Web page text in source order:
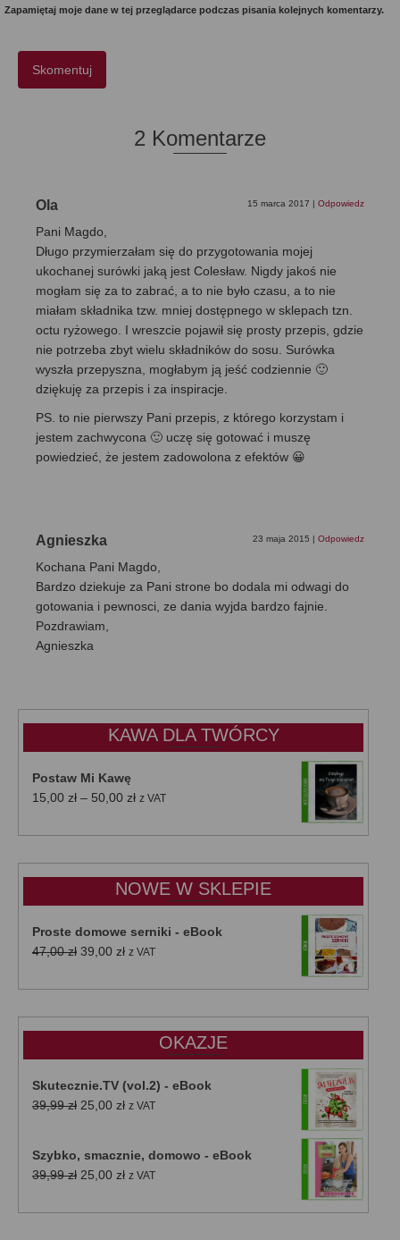
Zapamiętaj moje dane w tej przeglądarce podczas pisania kolejnych komentarzy.
2 Komentarze
Ola 15 marca 2017 | Odpowiedz
Pani Magdo,
Długo przymierzałam się do przygotowania mojej
ukochanej surówki jaką jest Colesław. Nigdy jakoś nie
mogłam się za to zabrać, a to nie było czasu, a to nie
miałam składnika tzw. mniej dostępnego w sklepach tzn.
octu ryżowego. I wreszcie pojawił się prosty przepis, gdzie
nie potrzeba zbyt wielu składników do sosu. Surówka
wyszła przepyszna, mogłabym ją jeść codziennie 🙂
dziękuję za przepis i za inspiracje.
PS. to nie pierwszy Pani przepis, z którego korzystam i
jestem zachwycona 🙂 uczę się gotować i muszę
powiedzieć, że jestem zadowolona z efektów 😀
Agnieszka 23 maja 2015 | Odpowiedz
Kochana Pani Magdo,
Bardzo dziekuje za Pani strone bo dodala mi odwagi do
gotowania i pewnosci, ze dania wyjda bardzo fajnie.
Pozdrawiam,
Agnieszka
KAWA DLA TWÓRCY
Postaw Mi Kawę
15,00 zł – 50,00 złZakres
od
do
50,00 zł
z VAT
NOWE W SKLEPIE
Proste domowe serniki - eBook
47,00zł Pierwotna
wynosiła:
39,00 złAktualna
wynosi:
z VAT
OKAZJE
Skutecznie.TV (vol.2) - eBook
39,99zł Pierwotna
39,99 zł.
25,00 złAktualna
25,00 zł.
z VAT
Szybko, smacznie, domowo - eBook
39,99zł Pierwotna
wynosiła:
25,00 złAktualna
wynosi:
z VAT